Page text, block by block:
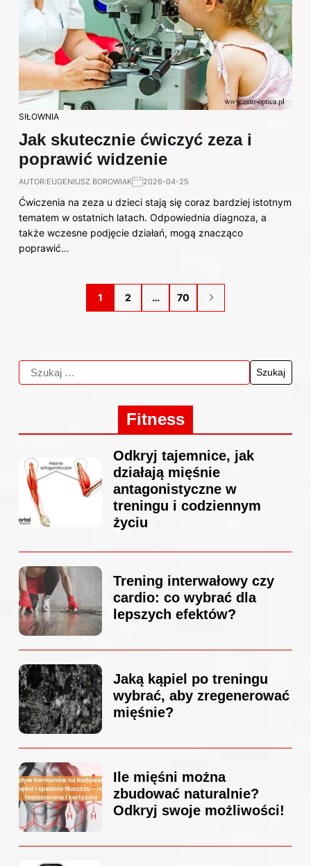
SIŁOWNIA
Jak skutecznie ćwiczyć zeza i
poprawić widzenie
AUTOR:EUGENIUSZ BOROWIAK 2026-04-25
Ćwiczenia na zeza u dzieci stają się coraz bardziej istotnym
tematem w ostatnich latach. Odpowiednia diagnoza, a
także wczesne podjęcie działań, mogą znacząco
poprawić…
1 2 … 70
Fitness
Odkryj tajemnice, jak
działają mięśnie
antagonistyczne w
treningu i codziennym
życiu
Trening interwałowy czy
cardio: co wybrać dla
lepszych efektów?
Jaką kąpiel po treningu
wybrać, aby zregenerować
mięśnie?
Ile mięśni można
zbudować naturalnie?
Odkryj swoje możliwości!